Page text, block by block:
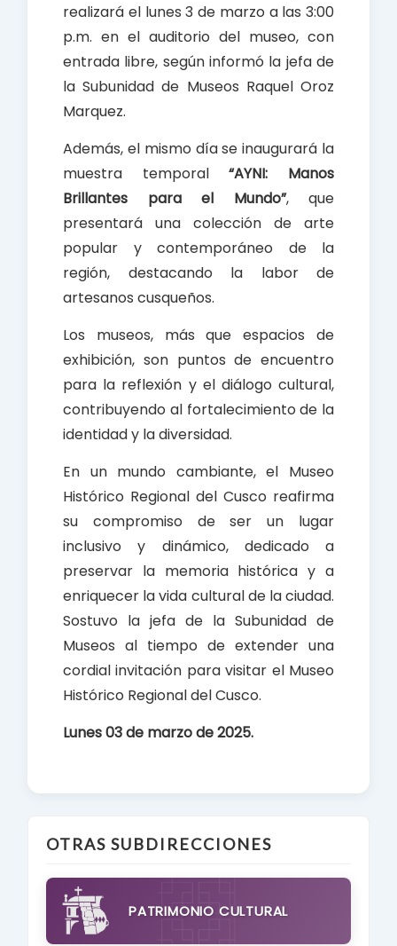
realizará el lunes 3 de marzo a las 3:00
p.m. en el auditorio del museo, con
entrada libre, según informó la jefa de
la Subunidad de Museos Raquel Oroz
Marquez.
Además, el mismo día se inaugurará la
muestra temporal“AYNI: Manos
Brillantes para el Mundo”, que
presentará una colección de arte
popular y contemporáneo de la
región, destacando la labor de
artesanos cusqueños.
Los museos, más que espacios de
exhibición, son puntos de encuentro
para la reflexión y el diálogo cultural,
contribuyendo al fortalecimiento de la
identidad y la diversidad.
En un mundo cambiante, el Museo
Histórico Regional del Cusco reafirma
su compromiso de ser un lugar
inclusivo y dinámico, dedicado a
preservar la memoria histórica y a
enriquecer la vida cultural de la ciudad.
Sostuvo la jefa de la Subunidad de
Museos al tiempo de extender una
cordial invitación para visitar el Museo
Histórico Regional del Cusco.
Lunes 03 de marzo de 2025.
OTRAS SUBDIRECCIONES
PATRIMONIO CULTURAL